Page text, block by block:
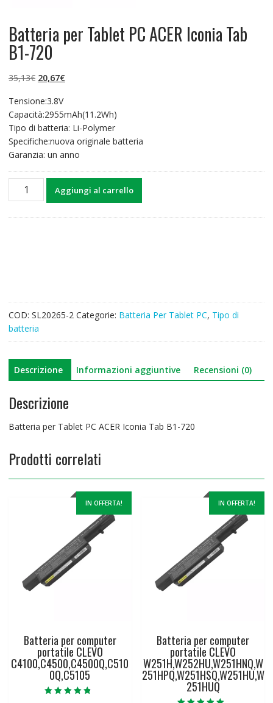
Batteria per Tablet PC ACER Iconia Tab
B1-720
35,13€ Il
originale
era:
35,13€.
20,67€Il
è:
20,67€.
Tensione:3.8V
Capacità:2955mAh(11.2Wh)
Tipo di batteria: Li-Polymer
Specifiche:nuova originale batteria
Garanzia: un anno
Batteria
quantità
Aggiungi al carrello
COD: SL20265-2 Categorie: Batteria Per Tablet PC, Tipo di
batteria
Descrizione Informazioni aggiuntive Recensioni (0)
Descrizione
Batteria per Tablet PC ACER Iconia Tab B1-720
Prodotti correlati
IN OFFERTA!
Batteria per computer
portatile CLEVO
C4100,C4500,C4500Q,C510
0Q,C5105
IN OFFERTA!
Batteria per computer
portatile CLEVO
W251H,W252HU,W251HNQ,W
251HPQ,W251HSQ,W251HU,W
251HUQ